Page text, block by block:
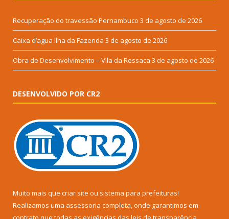
Recuperação do travessão Pernambuco 3 de agosto de 2026
Caixa d’agua Ilha da Fazenda 3 de agosto de 2026
Obra de Desenvolvimento – Vila da Ressaca 3 de agosto de 2026
DESENVOLVIDO POR CR2
Muito mais que criar site ou sistema para prefeituras!
Realizamos uma assessoria completa, onde garantimos em